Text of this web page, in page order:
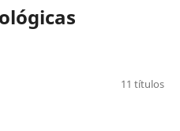
11 títulos